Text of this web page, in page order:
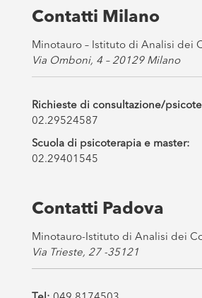
s
*
Contatti Milano
Minotauro – Istituto di Analisi dei
Via Omboni, 4 – 20129 Milano
Richieste di consultazione/
02.29524587
Scuola di psicoterapia e master:
02.29401545
Contatti Padova
Minotauro-Istituto di Analisi dei
Via Trieste, 27 -35121